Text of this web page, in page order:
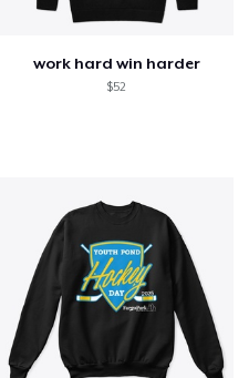
work hard win harder
$52